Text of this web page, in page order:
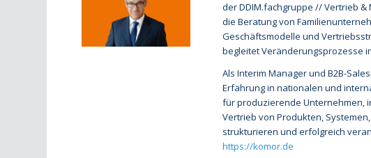
der DDIM.fachgruppe // Vertrieb
die Beratung von
Geschäftsmodelle und
begleitet Veränderungsprozesse
Als Interim Manager und B2B-
Erfahrung in nationalen und
für produzierende Unternehmen,
Vertrieb von Produkten,
strukturieren und erfolgreich
https://komor.de